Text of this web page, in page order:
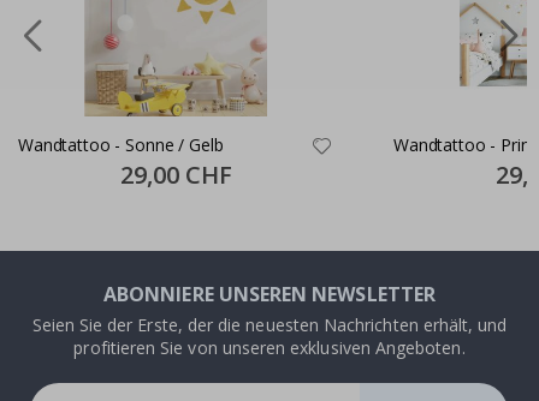
Wandtattoo - Sonne / Gelb
Special
Price
29,00 CHF
Wandtattoo -
Price
ABONNIERE UNSEREN NEWSLETTER
Seien Sie der Erste, der die neuesten Nachrichten erhält, und
profitieren Sie von unseren exklusiven Angeboten.